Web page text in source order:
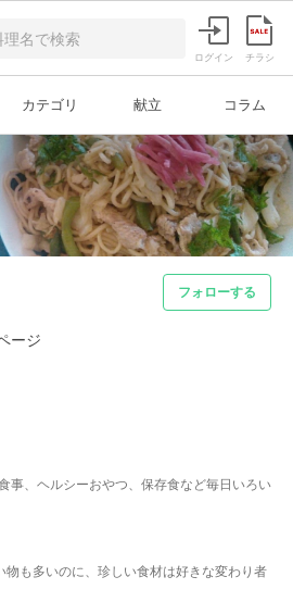
ログイン チラシ
カテゴリ 献立 コラム
フォローする
ージ
事、ヘルシーおやつ、保存食など毎日いろい
物も多いのに、珍しい食材は好きな変わり者